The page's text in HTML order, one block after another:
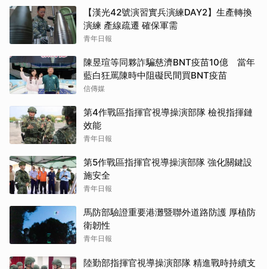
【漢光42號演習實兵演練DAY2】生產轉換
演練 產線疏遷 確保軍需
青年日報
陳昱瑄等同夥詐騙慈濟BNT疫苗10億 當年
藍白狂罵陳時中阻礙民間買BNT疫苗
信傳媒
第4作戰區指揮官視導操演部隊 檢視指揮鏈
效能
青年日報
第5作戰區指揮官視導操演部隊 強化關鍵設
施安全
青年日報
馬防部驗證重要港灘暨聯外道路防護 厚植防
衛韌性
青年日報
陸勤部指揮官視導操演部隊 精進戰時持續支